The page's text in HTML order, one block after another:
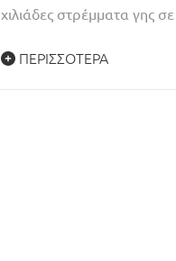
χιλιάδες στρέμματα γης
ΠΕΡΙΣΣΌΤΕΡΑ